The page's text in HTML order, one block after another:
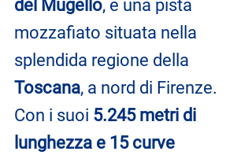
del Mugello, è una pista
mozzafiato situata nella
splendida regione della
Toscana, a nord di Firenze.
Con i suoi 5.245 metri di
lunghezza e 15 curve